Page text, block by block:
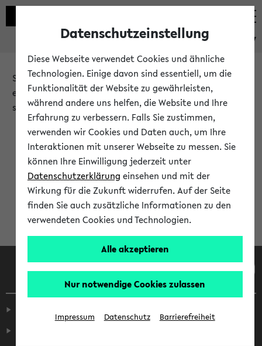
eKVV
Sie möchten auf eine eKVV Funktion zugreifen, die Ihnen
erst nach einer Anmeldung am System zur Verfügung
steht.
Bitte melden Sie sich an:
Anmeldung am eKVV
Datenschutzeinstellung
Diese Webseite verwendet Cookies und ähnliche
Technologien. Einige davon sind essentiell, um die
Funktionalität der Website zu gewährleisten,
während andere uns helfen, die Website und Ihre
Erfahrung zu verbessern. Falls Sie zustimmen,
verwenden wir Cookies und Daten auch, um Ihre
Interaktionen mit unserer Webseite zu messen. Sie
können Ihre Einwilligung jederzeit unter
Datenschutzerklärung einsehen und mit der
Wirkung für die Zukunft widerrufen. Auf der Seite
finden Sie auch zusätzliche Informationen zu den
verwendeten Cookies und Technologien.
Alle akzeptieren
Nur notwendige Cookies zulassen
Impressum Datenschutz Barrierefreiheit